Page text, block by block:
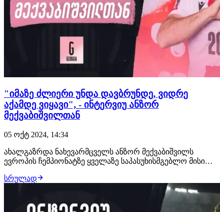
"იმაზე ძლიერი უნდა დავბრუნდე, ვიდრე
აქამდე ვიყავი", - ინტერვიუ ანზორ
მექვაბიშვილთან
05 ოქტ 2024, 14:34
ახალგაზრდა ნახევარმცველს ანზორ მექვაბიშვილს
ევროპის ჩემპიონატზე ყველაზე საპასუხისმგებლო მისია
ოთარ კიტეიშვილი. ამ მისიას მექვაბამ თავი
ბრწყინვალედ გაართვა და კარგი მატჩები ჩაატარა.
მექვაბიშვილი რუმინულ კრაიოვაშიც სტაბილურად
თამაშობდ…
სრულად